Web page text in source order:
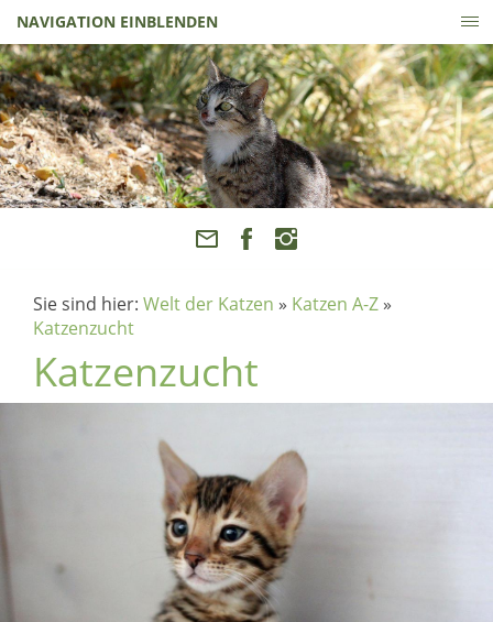
NAVIGATION EINBLENDEN
Sie sind hier: Welt der Katzen » Katzen A-Z »
Katzenzucht
Katzenzucht